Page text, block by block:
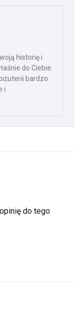
historię i
do Ciebie.
bardzo
i
do tego